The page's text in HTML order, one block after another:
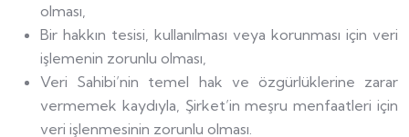
olması,
Bir hakkın tesisi, kullanılması veya korunması için veri
işlemenin zorunlu olması,
Veri Sahibi’nin temel hak ve özgürlüklerine zarar
vermemek kaydıyla, Şirket’in meşru menfaatleri için
veri işlenmesinin zorunlu olması.